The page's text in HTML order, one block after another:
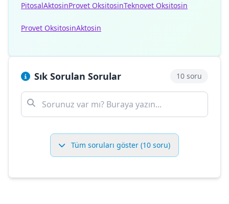
PitosalAktosinProvet OksitosinTeknovet Oksitosin
Provet OksitosinAktosin
Sık Sorulan Sorular 10 soru
Tüm soruları göster (10 soru)